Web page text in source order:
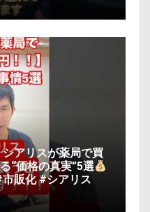
シアリスが薬局で買
“価格の真実”5選
販化 #シアリス